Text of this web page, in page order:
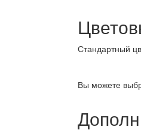
Стандартный
Вы можете